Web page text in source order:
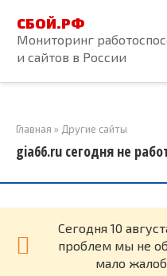
контенту
СБОЙ.РФ
Мониторинг
и сайтов в России
Главная » Другие сайты
gia66.ru сегодня не
Cегодня 10
проблем мы не
мало